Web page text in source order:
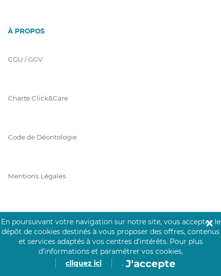
À PROPOS
CGU / GGV
Charte Click&Care
Code de Déontologie
Mentions Légales
Protection des Données
En poursuivant votre navigation sur notre site, vous acceptez le
dépôt de cookies destinés à vous proposer des offres, contenus
et services adaptés à vos centres d’intérêts. Pour plus
d’informations et paramétrer vos cookies,
cliquez ici
. J'accepte
✕